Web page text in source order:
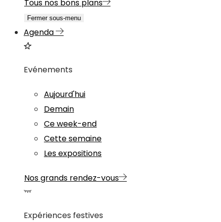
Tous nos bons plans
Fermer sous-menu
Agenda
Evénements
Aujourd'hui
Demain
Ce week-end
Cette semaine
Les expositions
Nos grands rendez-vous
Expériences festives